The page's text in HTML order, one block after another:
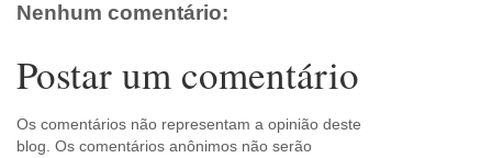
Nenhum comentário:
Postar um comentário
Os comentários não representam a opinião deste
blog. Os comentários anônimos não serão